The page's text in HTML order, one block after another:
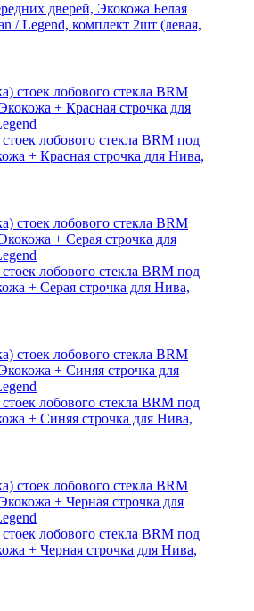
дверей, Экокожа Белая
/ Legend, комплект 2шт (левая,
лобового стекла BRM под
+ Красная строчка для Нива,
лобового стекла BRM под
+ Серая строчка для Нива,
лобового стекла BRM под
+ Синяя строчка для Нива,
лобового стекла BRM под
+ Черная строчка для Нива,